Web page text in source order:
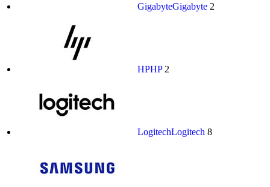
GigabyteGigabyte 2
HPHP 2
LogitechLogitech 8